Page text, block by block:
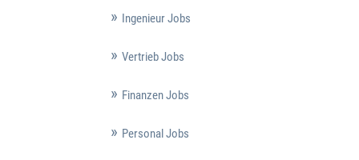
Ingenieur Jobs
Vertrieb Jobs
Finanzen Jobs
Personal Jobs